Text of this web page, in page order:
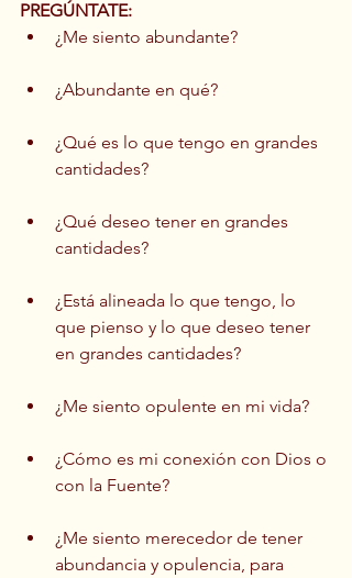
PREGÚNTATE:
¿Me siento abundante?
¿Abundante en qué?
¿Qué es lo que tengo en grandes
cantidades?
¿Qué deseo tener en grandes
cantidades?
¿Está alineada lo que tengo, lo
que pienso y lo que deseo tener
en grandes cantidades?
¿Me siento opulente en mi vida?
¿Cómo es mi conexión con Dios o
con la Fuente?
¿Me siento merecedor de tener
abundancia y opulencia, para